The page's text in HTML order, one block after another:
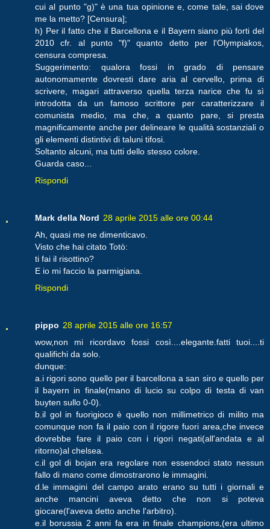
cui al punto "g)" è una tua opinione e, come tale, sai dove
me la metto? [Censura];
h) Per il fatto che il Barcellona e il Bayern siano più forti del
2010 cfr. al punto "f)" quanto detto per l'Olympiakos,
censura compresa.
Suggerimento: qualora fossi in grado di pensare
autonomamente dovresti dare aria al cervello, prima di
scrivere, magari attraverso quella terza narice che fu sì
introdotta da un famoso scrittore per caratterizzare il
comunista medio, ma che, a quanto pare, si presta
magnificamente anche per delineare le qualità sostanziali o
gli elementi distintivi di taluni tifosi.
Soltanto alcuni, ma tutti dello stesso colore.
Guarda caso...
Rispondi
Mark della Nord 28 aprile 2015 alle ore 00:44
Ah, quasi me ne dimenticavo.
Visto che hai citato Totò:
ti fai il risottino?
E io mi faccio la parmigiana.
Rispondi
pippo 28 aprile 2015 alle ore 16:57
wow,non mi ricordavo fossi così....elegante.fatti tuoi....ti
qualifichi da solo.
dunque:
a.i rigori sono quello per il barcellona a san siro e quello per
il bayern in finale(mano di lucio su colpo di testa di van
buyten sullo 0-0).
b.il gol in fuorigioco è quello non millimetrico di milito ma
comunque non fa il paio con il rigore fuori area,che invece
dovrebbe fare il paio con i rigori negati(all'andata e al
ritorno)al chelsea.
c.il gol di bojan era regolare non essendoci stato nessun
fallo di mano come dimostrarono le immagini.
d.le immagini del campo arato erano su tutti i giornali e
anche mancini aveva detto che non si poteva
giocare(l'aveva detto anche l'arbitro).
e.il borussia 2 anni fa era in finale champions,(era ultimo